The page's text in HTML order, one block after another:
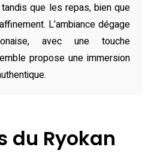
Hotel un ryokan à Hita idéal
également au rendez-vous
sur place. Gojudon et Isobetei
culinaire riche et variée. Pour le
que les repas, bien que
L’ambiance dégage
avec une touche
propose une immersion
du Ryokan